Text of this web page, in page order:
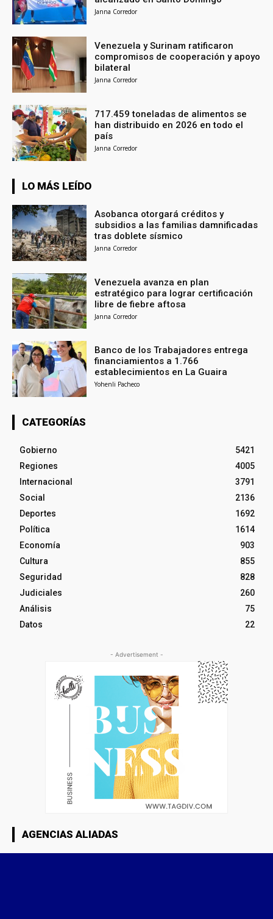
Janna Corredor
Venezuela y Surinam ratificaron
compromisos de cooperación y apoyo
bilateral
Janna Corredor
717.459 toneladas de alimentos se
han distribuido en 2026 en todo el
país
Janna Corredor
LO MÁS LEÍDO
Asobanca otorgará créditos y
subsidios a las familias damnificadas
tras doblete sísmico
Janna Corredor
Venezuela avanza en plan
estratégico para lograr certificación
libre de fiebre aftosa
Janna Corredor
Banco de los Trabajadores entrega
financiamientos a 1.766
establecimientos en La Guaira
Yohenli Pacheco
CATEGORÍAS
Gobierno
5421
Regiones
4005
Internacional
3791
Social
2136
Deportes
1692
Política
1614
Economía
903
Cultura
855
Seguridad
828
Judiciales
260
Análisis
75
Datos
22
- Advertisement -
AGENCIAS ALIADAS